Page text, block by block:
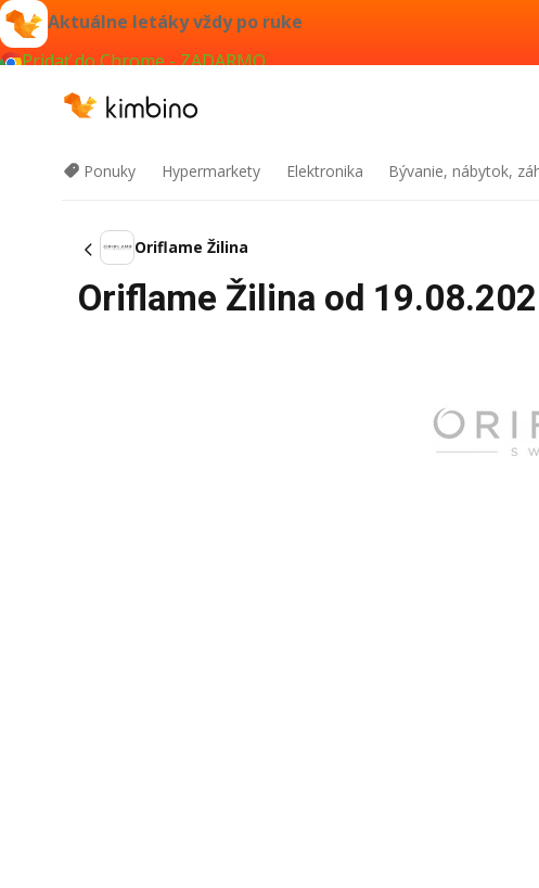
Aktuálne letáky vždy po ruke
Pridať do Chrome - ZADARMO
Ponuky Hypermarkety Elektronika Bývanie, nábytok,
Oriflame Žilina
Oriflame Žilina od